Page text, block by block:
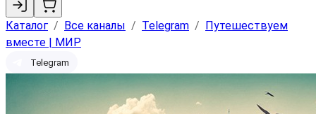
Каталог / Все каналы / Telegram / Путешествуем
вместе | МИР
Telegram